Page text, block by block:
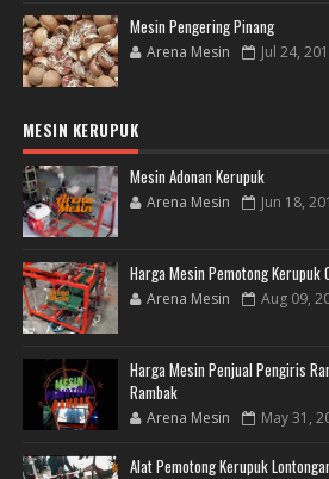
Mesin Pengering Pinang
Arena Mesin Jul 24,
MESIN KERUPUK
Mesin Adonan Kerupuk
Arena Mesin Jun 18,
Harga Mesin Pemotong Kerupuk
Arena Mesin Aug 09,
Harga Mesin Penjual Pengiris
Rambak
Arena Mesin May 31,
Alat Pemotong Kerupuk